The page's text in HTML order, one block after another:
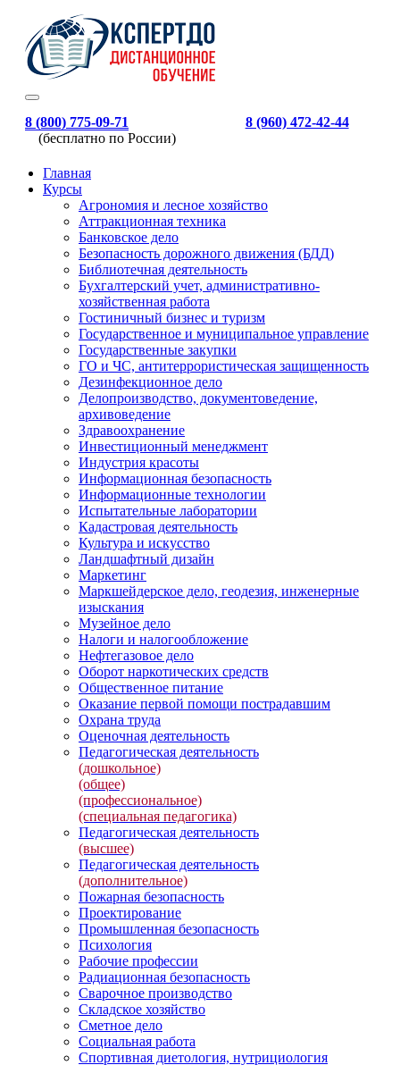
8 (800) 775-09-71
(бесплатно по России)
8 (960) 472-42-44
Главная
Курсы
Агрономия и лесное хозяйство
Аттракционная техника
Банковское дело
Безопасность дорожного движения (БДД)
Библиотечная деятельность
Бухгалтерский учет, административно-
хозяйственная работа
Гостиничный бизнес и туризм
Государственное и муниципальное управление
Государственные закупки
ГО и ЧС, антитеррористическая защищенность
Дезинфекционное дело
Делопроизводство, документоведение,
архивоведение
Здравоохранение
Инвестиционный менеджмент
Индустрия красоты
Информационная безопасность
Информационные технологии
Испытательные лаборатории
Кадастровая деятельность
Культура и искусство
Ландшафтный дизайн
Маркетинг
Маркшейдерское дело, геодезия, инженерные
изыскания
Музейное дело
Налоги и налогообложение
Нефтегазовое дело
Оборот наркотических средств
Общественное питание
Оказание первой помощи пострадавшим
Охрана труда
Оценочная деятельность
Педагогическая деятельность
(дошкольное)
(общее)
(профессиональное)
(специальная педагогика)
Педагогическая деятельность
(высшее)
Педагогическая деятельность
(дополнительное)
Пожарная безопасность
Проектирование
Промышленная безопасность
Психология
Рабочие профессии
Радиационная безопасность
Сварочное производство
Складское хозяйство
Сметное дело
Социальная работа
Спортивная диетология, нутрициология